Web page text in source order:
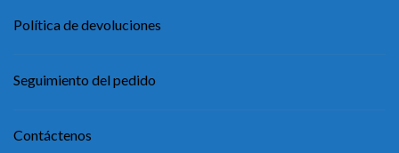
Política de devoluciones
Seguimiento del pedido
Contáctenos